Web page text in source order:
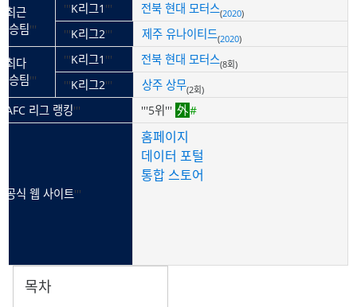
최근
승팀'''
'''K리그1 ''' 전북 현대 모터스(2020)
'''K리그2''' 제주 유나이티드(2020)
최다
승팀'''
'''K리그1 ''' 전북 현대 모터스(8회)
'''K리그2''' 상주 상무(2회)
AFC 리그 랭킹''' '''5위''' #
공식 웹 사이트'''
홈페이지
데이터 포털
통합 스토어